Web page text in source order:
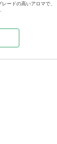
ードの高いアロマで、